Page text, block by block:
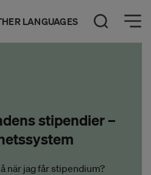
LANGUAGES Öppna sök
Öppna meny
stipendier –
när jag får stipendium?